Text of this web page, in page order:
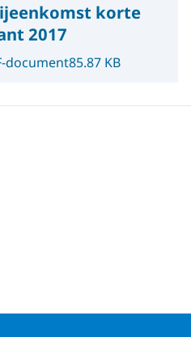
korte
2017
document85.87 KB